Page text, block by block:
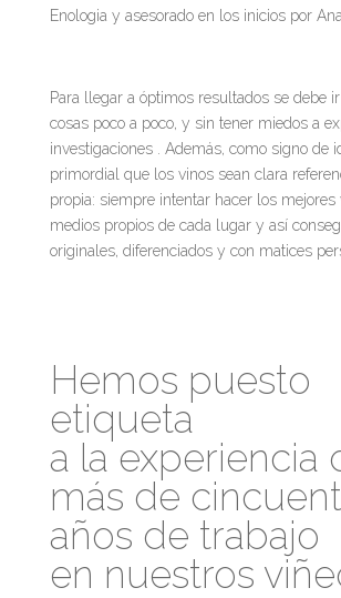
Enologia y asesorado en los inicios por
Para llegar a óptimos resultados se debe
cosas poco a poco, y sin tener miedos a
investigaciones . Además, como signo de
primordial que los vinos sean clara
propia: siempre intentar hacer los mejores
medios propios de cada lugar y así
originales, diferenciados y con matices
Hemos puesto
etiqueta
a la experiencia
más de
años de trabajo
en nuestros